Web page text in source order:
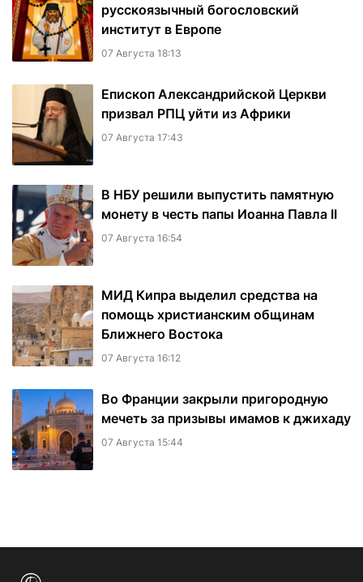
русскоязычный богословский
институт в Европе
07 Августа 18:13
Епископ Александрийской Церкви
призвал РПЦ уйти из Африки
07 Августа 17:43
В НБУ решили выпустить памятную
монету в честь папы Иоанна Павла II
07 Августа 16:54
МИД Кипра выделил средства на
помощь христианским общинам
Ближнего Востока
07 Августа 16:12
Во Франции закрыли пригородную
мечеть за призывы имамов к джихаду
07 Августа 15:44